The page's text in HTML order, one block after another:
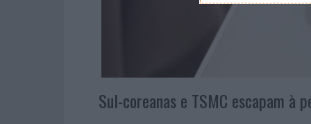
Sul-coreanas e TSMC escapam à